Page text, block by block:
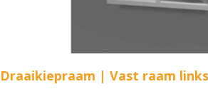
Draaikiepraam | Vast raam links